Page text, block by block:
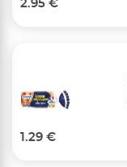
2.95 €
1.29 €